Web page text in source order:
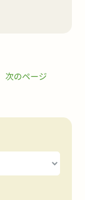
次のページ